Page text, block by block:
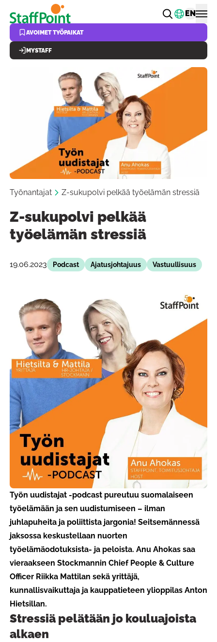
Hyppää pääsisältöön Vaihda
EN
AVOIMET TYÖPAIKAT
MYSTAFF
Työnantajat Z-sukupolvi pelkää työelämän stressiä
Z-sukupolvi pelkää
työelämän stressiä
19.06.2023 Podcast Ajatusjohtajuus Vastuullisuus
Työn uudistajat -podcast pureutuu suomalaiseen
työelämään ja sen uudistumiseen – ilman
juhlapuheita ja poliittista jargonia! Seitsemännessä
jaksossa keskustellaan nuorten
työelämäodotuksista- ja peloista. Anu Ahokas saa
vieraakseen Stockmannin Chief People & Culture
Officer Riikka Mattilan sekä yrittäjä,
kunnallisvaikuttaja ja kauppatieteen ylioppilas Anton
Hietsillan.
Stressiä pelätään jo kouluajoista
alkaen